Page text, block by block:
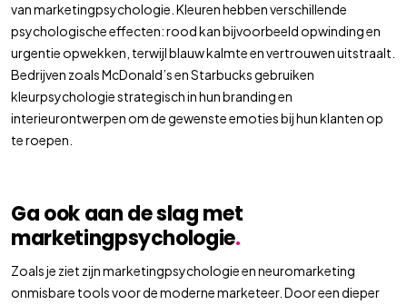
van marketingpsychologie. Kleuren hebben verschillende
psychologische effecten: rood kan bijvoorbeeld opwinding en
urgentie opwekken, terwijl blauw kalmte en vertrouwen uitstraalt.
Bedrijven zoals McDonald’s en Starbucks gebruiken
kleurpsychologie strategisch in hun branding en
interieurontwerpen om de gewenste emoties bij hun klanten op
te roepen.
Ga ook aan de slag met
marketingpsychologie.
Zoals je ziet zijn marketingpsychologie en neuromarketing
onmisbare tools voor de moderne marketeer. Door een dieper